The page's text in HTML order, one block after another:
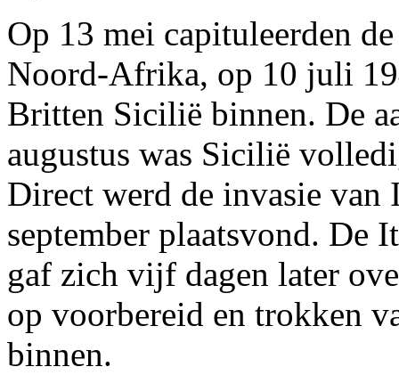
Op 13 mei capituleerden
Noord-Afrika, op 10 juli
Britten Sicilië binnen. De
augustus was Sicilië
Direct werd de invasie
september plaatsvond. De
gaf zich vijf dagen later
op voorbereid en trokken
binnen.